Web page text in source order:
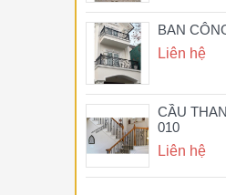
BAN
Liên hệ
CẦU
010
Liên hệ